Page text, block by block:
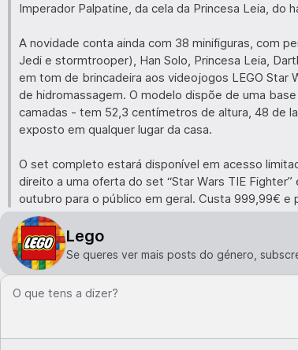
Imperador Palpatine, da cela da Princesa Leia, do
A novidade conta ainda com 38 minifiguras, com
Jedi e stormtrooper), Han Solo, Princesa Leia,
em tom de brincadeira aos videojogos LEGO Star
de hidromassagem. O modelo dispõe de uma
camadas - tem 52,3 centímetros de altura, 48 de
exposto em qualquer lugar da casa.
O set completo estará disponível em acesso
direito a uma oferta do set “Star Wars TIE
outubro para o público em geral. Custa 999,99€ e
Lego
Se queres ver mais posts do género,
O que tens a dizer?